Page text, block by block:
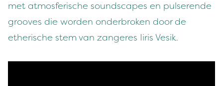
met atmosferische soundscapes en pulserende
grooves die worden onderbroken door de
etherische stem van zangeres Iiris Vesik.